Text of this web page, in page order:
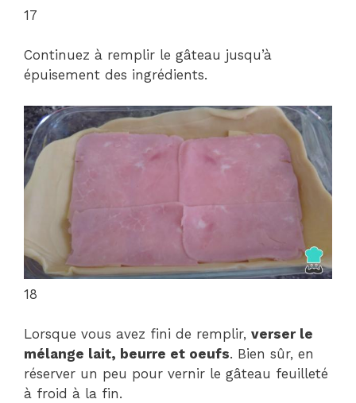
17
Continuez à remplir le gâteau jusqu’à
épuisement des ingrédients.
18
Lorsque vous avez fini de remplir, verser le
mélange lait, beurre et oeufs. Bien sûr, en
réserver un peu pour vernir le gâteau feuilleté
à froid à la fin.